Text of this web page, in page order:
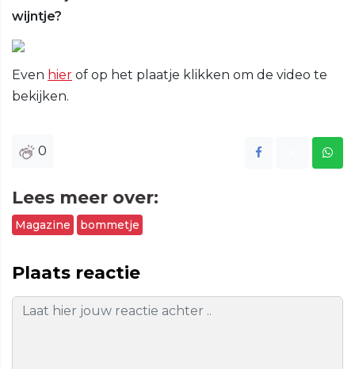
wijntje?
Even hier of op het plaatje klikken om de video te
bekijken.
0
Lees meer over:
Magazine bommetje
Plaats reactie